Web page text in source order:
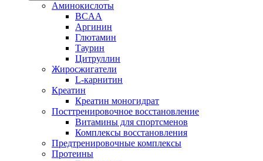
Аминокислоты
BCAA
Аргинин
Глютамин
Таурин
Цитруллин
Жиросжигатели
L-карнитин
Креатин
Креатин моногидрат
Посттренировочное восстановление
Витамины для спортсменов
Комплексы восстановления
Предтренировочные комплексы
Протеины